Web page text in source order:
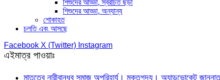
শিশুদের আড্ডা, স্বরচিত ছড়া
শিশুদের আড্ডা, অন্যান্য
শোকাহত
চলতি এবং আসছে
Facebook X (Twitter) Instagram
এইমাত্র পাওয়াঃ
মাতৃত্বে নারীবান্ধব সমাজ অপরিহার্য। মুক্তগদ্য। অ্যাডভোকেট